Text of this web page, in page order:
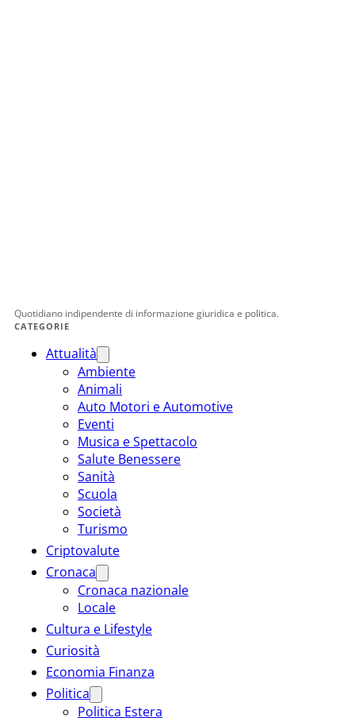
Quotidiano indipendente di informazione giuridica e politica.
CATEGORIE
Attualità
Ambiente
Animali
Auto Motori e Automotive
Eventi
Musica e Spettacolo
Salute Benessere
Sanità
Scuola
Società
Turismo
Criptovalute
Cronaca
Cronaca nazionale
Locale
Cultura e Lifestyle
Curiosità
Economia Finanza
Politica
Politica Estera